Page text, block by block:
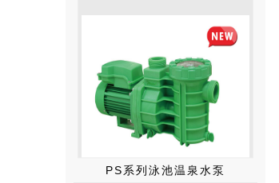
西美克hymatic离子消毒系统